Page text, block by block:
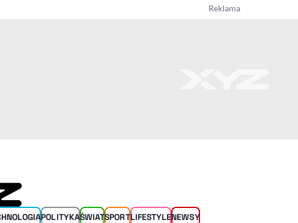
POLITYKAŚWIATSPORTLIFESTYLENEWSY